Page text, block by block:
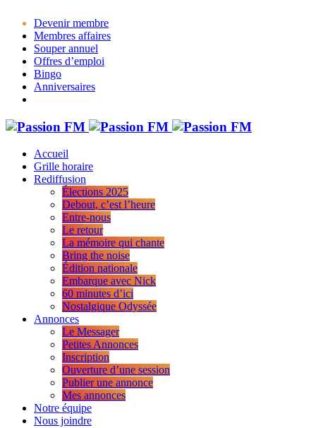
Devenir membre
Membres affaires
Souper annuel
Offres d’emploi
Bingo
Anniversaires
Accueil
Grille horaire
Rediffusion
Élections 2025
Debout, c’est l’heure
Entre-nous
Le retour
La mémoire qui chante
Bring the noise
Édition nationale
Embarque avec Nick
60 minutes d’ici
Nostalgique Odyssée
Annonces
Le Messager
Petites Annonces
Inscription
Ouverture d’une session
Publier une annonce
Mes annonces
Notre équipe
Nous joindre